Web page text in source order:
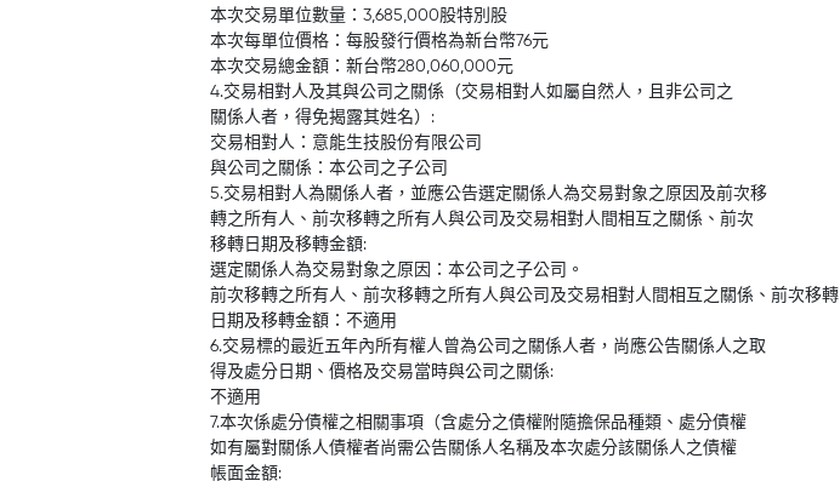
本次交易單位數量：3,685,000股特別股
本次每單位價格：每股發行價格為新台幣76元
本次交易總金額：新台幣280,060,000元
4.交易相對人及其與公司之關係（交易相對人如屬自然人，且非公司之
關係人者，得免揭露其姓名）:
交易相對人：意能生技股份有限公司
與公司之關係：本公司之子公司
5.交易相對人為關係人者，並應公告選定關係人為交易對象之原因及前次移
轉之所有人、前次移轉之所有人與公司及交易相對人間相互之關係、前次
移轉日期及移轉金額:
選定關係人為交易對象之原因：本公司之子公司。
前次移轉之所有人、前次移轉之所有人與公司及交易相對人間相互之關係、前次移轉
日期及移轉金額：不適用
6.交易標的最近五年內所有權人曾為公司之關係人者，尚應公告關係人之取
得及處分日期、價格及交易當時與公司之關係:
不適用
7.本次係處分債權之相關事項（含處分之債權附隨擔保品種類、處分債權
如有屬對關係人債權者尚需公告關係人名稱及本次處分該關係人之債權
帳面金額: